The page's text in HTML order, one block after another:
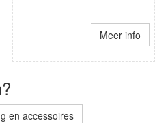
Meer info
en accessoires